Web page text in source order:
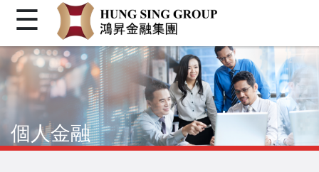
首頁
關於我們
機構金融
☰
個人金融